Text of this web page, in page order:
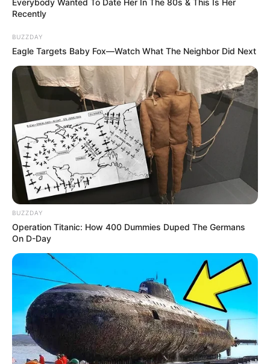
Everybody Wanted To Date Her In The 80s & This Is Her
Recently
BUZZDAY
Eagle Targets Baby Fox—Watch What The Neighbor Did Next
BUZZDAY
Operation Titanic: How 400 Dummies Duped The Germans
On D-Day